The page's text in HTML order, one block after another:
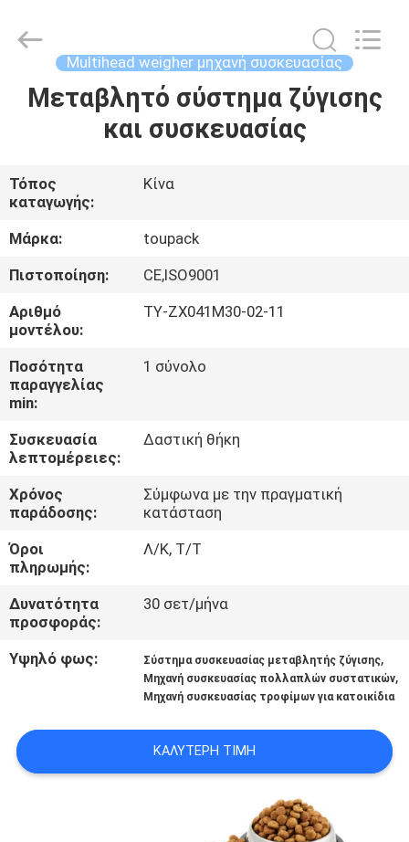
ΣΠΊΤΙ
ΣΧΕΤΙΚΆ
ΜΕ
ΕΜΆΣ
ΞΕΝΆΓΗΣΗ
ΣΤΟ
ΕΡΓΟΣΤΆΣΙΟ
ΠΟΙΟΤΙΚΌΣ
ΈΛΕΓΧΟΣ
ΕΠΙΚΟΙΝΩΝΉΣΤΕ
ΜΑΖΊ
ΜΑΣ
ΝΈΑ
ΥΠΟΘΈΣΕΙΣ
ΖΗΤΉΣΤΕ
EQUIPMENT
Reserved.
Multihead weigher μηχανή συσκευασίας
Μεταβλητό σύστημα ζύγισης
και συσκευασίας
Τόπος
καταγωγής:
Κίνα
Μάρκα:
toupack
Πιστοποίηση:
CE,ISO9001
Αριθμό
μοντέλου:
ΤY-ZX041M30-02-11
Ποσότητα
παραγγελίας
min:
1 σύνολο
Συσκευασία
λεπτομέρειες:
Δαστική θήκη
Χρόνος
παράδοσης:
Σύμφωνα με την πραγματική
κατάσταση
Όροι
πληρωμής:
Λ/Κ, Τ/Τ
Δυνατότητα
προσφοράς:
30 σετ/μήνα
Υψηλό φως: Σύστημα συσκευασίας μεταβλητής ζύγισης,
Μηχανή συσκευασίας πολλαπλών συστατικών,
Μηχανή συσκευασίας τροφίμων για κατοικίδια
ΚΑΛΎΤΕΡΗ ΤΙΜΉ